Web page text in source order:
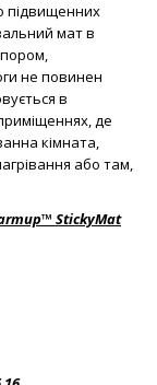
підвищенних
мат в
не повинен
в
де
кімната,
або там,
StickyMat